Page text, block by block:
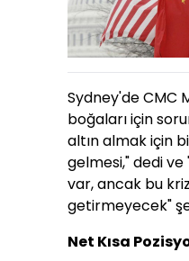
Sydney'de CMC
boğaları için
altın almak için
gelmesi," dedi
var, ancak bu
getirmeyecek"
Net Kısa